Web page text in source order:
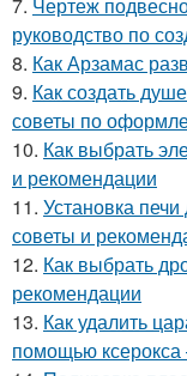
руководство по
8. Как Арзамас
9. Как создать
советы по
10. Как выбрать
и рекомендации
11. Установка
советы и
12. Как выбрать
рекомендации
13. Как удалить
помощью ксерокса